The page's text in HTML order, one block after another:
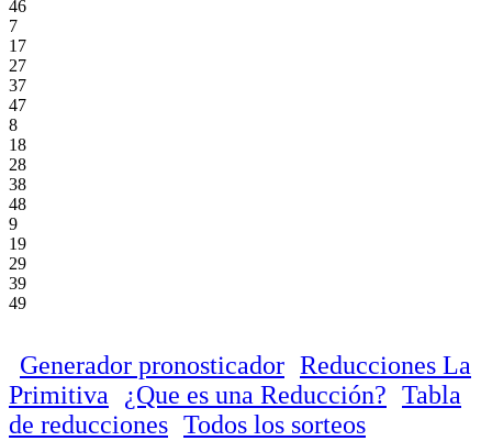
46
7
17
27
37
47
8
18
28
38
48
9
19
29
39
49
Generador pronosticador Reducciones La
Primitiva
¿Que es una Reducción? Tabla
de reducciones Todos los sorteos